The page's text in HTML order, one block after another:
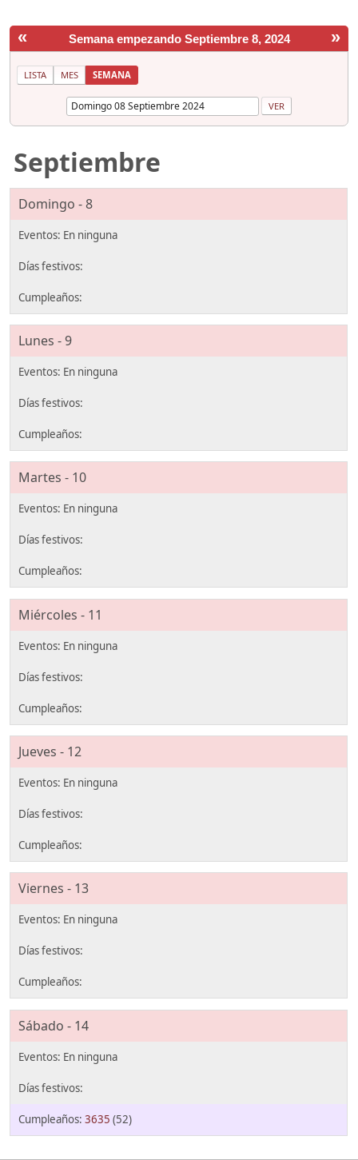
« »
Semana empezando Septiembre 8, 2024
LISTA MES SEMANA
Septiembre
Domingo - 8
Lunes - 9
Martes - 10
Miércoles - 11
Jueves - 12
Viernes - 13
Sábado - 14
3635 (52)